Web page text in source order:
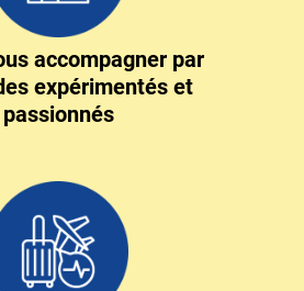
accompagner par
expérimentés et
passionnés